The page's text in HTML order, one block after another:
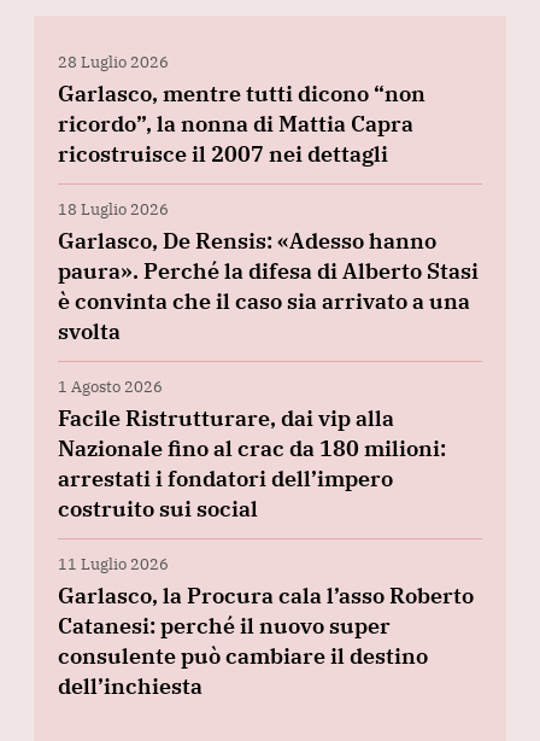
28 Luglio 2026
Garlasco, mentre tutti dicono “non
ricordo”, la nonna di Mattia Capra
ricostruisce il 2007 nei dettagli
18 Luglio 2026
Garlasco, De Rensis: «Adesso hanno
paura». Perché la difesa di Alberto Stasi
è convinta che il caso sia arrivato a una
svolta
1 Agosto 2026
Facile Ristrutturare, dai vip alla
Nazionale fino al crac da 180 milioni:
arrestati i fondatori dell’impero
costruito sui social
11 Luglio 2026
Garlasco, la Procura cala l’asso Roberto
Catanesi: perché il nuovo super
consulente può cambiare il destino
dell’inchiesta